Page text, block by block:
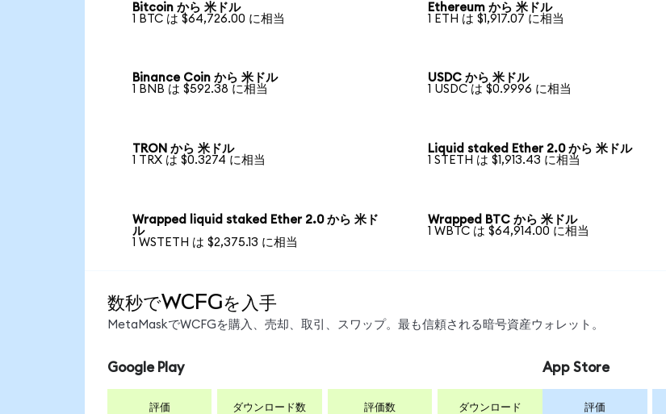
Bitcoin から 米ドル
1 BTC は $64,726.00 に相当
Ethereum から 米ドル
1 ETH は $1,917.07 に相当
Binance Coin から 米ドル
1 BNB は $592.38 に相当
USDC から 米ドル
1 USDC は $0.9996 に相当
TRON から 米ドル
1 TRX は $0.3274 に相当
Liquid staked Ether 2.0 から 米ドル
1 STETH は $1,913.43 に相当
Wrapped liquid staked Ether 2.0 から 米ド
ル
1 WSTETH は $2,375.13 に相当
Wrapped BTC から 米ドル
1 WBTC は $64,914.00 に相当
数秒でWCFGを入手
MetaMaskでWCFGを購入、売却、取引、スワップ。最も信頼される暗号資産ウォレット。
Google Play
評価 ダウンロード数 評価数 ダウンロード
App Store
評価